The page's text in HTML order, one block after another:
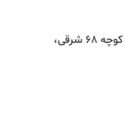
تهران، شیراز جنوبی، پایین‌تر از اتوبان همت، کوچه 68 شرقی،